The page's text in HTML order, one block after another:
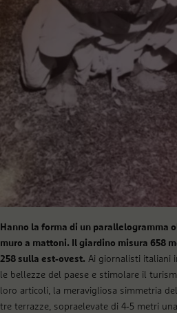
Hanno la forma di un parallelogramma
muro a mattoni. Il giardino misura 658
258 sulla est‐ovest. Ai giornalisti italiani
le bellezze del paese e stimolare il
loro articoli, la meravigliosa simmetria
tre terrazze, sopraelevate di 4‐5 metri